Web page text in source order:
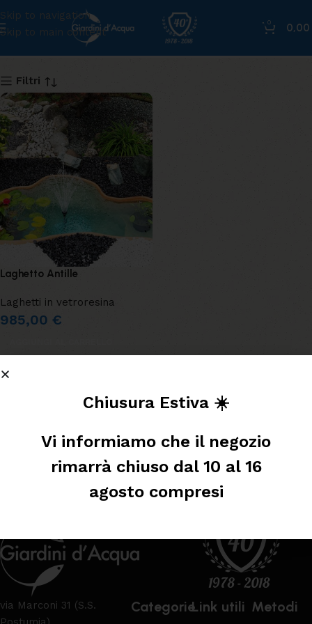
Skip to navigation
Skip to main content
0 0,00
antille
Filtri
Laghetto Antille
Laghetti in vetroresina
985,00 €
via Marconi 31 (S.S.
CategorieLink utili Metodi
Chiusura Estiva ☀️
Vi informiamo che il negozio
rimarrà chiuso dal 10 al 16
agosto compresi